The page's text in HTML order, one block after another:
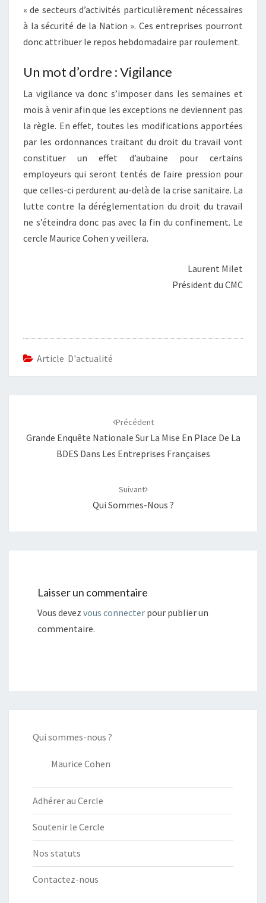
« de secteurs d’activités particulièrement nécessaires
à la sécurité de la Nation ». Ces entreprises pourront
donc attribuer le repos hebdomadaire par roulement.
Un mot d’ordre : Vigilance
La vigilance va donc s’imposer dans les semaines et
mois à venir afin que les exceptions ne deviennent pas
la règle. En effet, toutes les modifications apportées
par les ordonnances traitant du droit du travail vont
constituer un effet d’aubaine pour certains
employeurs qui seront tentés de faire pression pour
que celles-ci perdurent au-delà de la crise sanitaire. La
lutte contre la déréglementation du droit du travail
ne s’éteindra donc pas avec la fin du confinement. Le
cercle Maurice Cohen y veillera.
Laurent Milet
Président du CMC
Article D'actualité
Précédent
Grande Enquête Nationale Sur La Mise En Place De La
BDES Dans Les Entreprises Françaises
Suivant
Qui Sommes-Nous ?
Laisser un commentaire
Vous devez vous connecter pour publier un
commentaire.
Qui sommes-nous ?
Maurice Cohen
Adhérer au Cercle
Soutenir le Cercle
Nos statuts
Contactez-nous